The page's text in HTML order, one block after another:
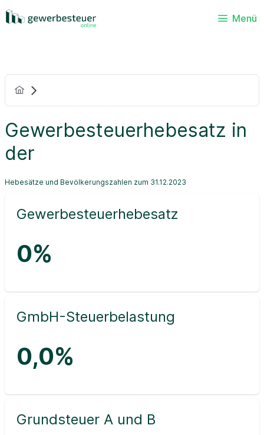
Menü
Gewerbesteuerhebesatz in
der
Hebesätze und Bevölkerungszahlen zum 31.12.2023
Gewerbesteuerhebesatz
0%
GmbH-Steuerbelastung
0,0%
Grundsteuer A und B